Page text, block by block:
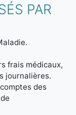
PAR
frais médicaux,
journalières.
des